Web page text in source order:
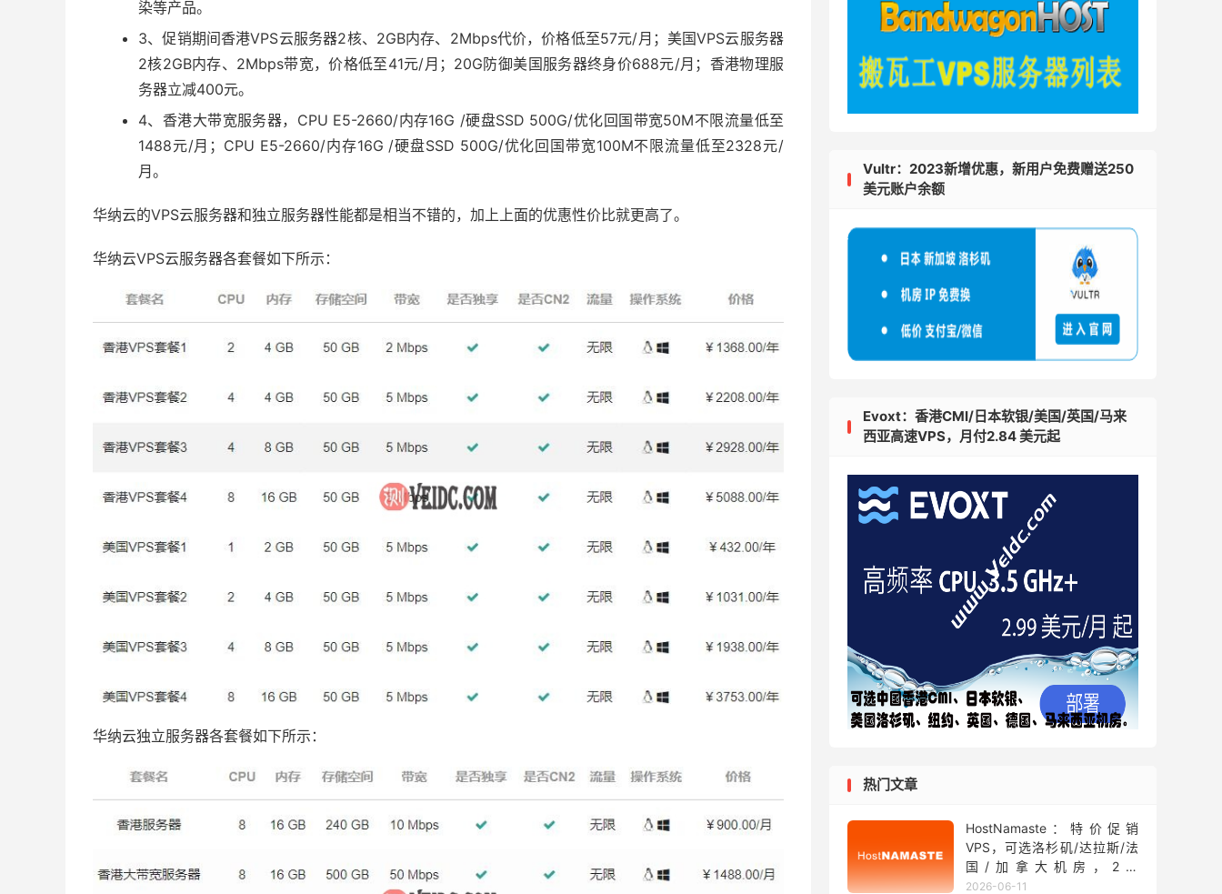
染等产品。
3、促销期间香港VPS云服务器2核、2GB内存、2Mbps代价，价格低至57元/月；美国VPS云服务器
2核2GB内存、2Mbps带宽，价格低至41元/月；20G防御美国服务器终身价688元/月；香港物理服
务器立减400元。
4、香港大带宽服务器，CPU E5-2660/内存16G /硬盘SSD 500G/优化回国带宽50M不限流量低至
1488元/月；CPU E5-2660/内存16G /硬盘SSD 500G/优化回国带宽100M不限流量低至2328元/
月。
华纳云的VPS云服务器和独立服务器性能都是相当不错的，加上上面的优惠性价比就更高了。
华纳云VPS云服务器各套餐如下所示：
华纳云独立服务器各套餐如下所示：
Vultr：2023新增优惠，新用户免费赠送250
美元账户余额
Evoxt：香港CMI/日本软银/美国/英国/马来
西亚高速VPS，月付2.84 美元起
热门文章
HostNamaste：特价促销
VPS，可选洛杉矶/达拉斯/法
国/加拿大机房，2核
2GB/50GB SSD，1Gbps@2
2026-06-11